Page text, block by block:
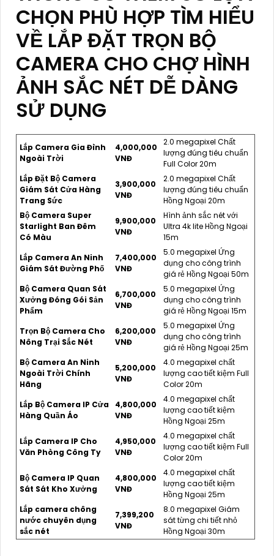
CHỌN PHÙ HỢP TÌM HIỂU
VỀ LẮP ĐẶT TRỌN BỘ
CAMERA CHO CHỢ HÌNH
ẢNH SẮC NÉT DỄ DÀNG
SỬ DỤNG
Lắp Camera Gia Đình
Ngoài Trời
4,000,000
VNĐ
2.0 megapixel Chất
lượng đúng tiêu chuẩn
Full Color 20m
Lắp Đặt Bộ Camera
Giám Sát Cửa Hàng
Trang Sức
3,900,000
VNĐ
2.0 megapixel Chất
lượng đúng tiêu chuẩn
Hồng Ngoại 20m
Bộ Camera Super
Starlight Ban Đêm
Có Màu
9,900,000
VNĐ
Hình ảnh sắc nét với
Ultra 4k lite Hồng Ngoại
15m
Lắp Camera An Ninh
Giám Sát Đường Phố
7,400,000
VNĐ
5.0 megapixel Ứng
dụng cho công trình
giá rẻ Hồng Ngoại 50m
Bộ Camera Quan Sát
Xưởng Đóng Gói Sản
Phẩm
6,700,000
VNĐ
5.0 megapixel Ứng
dụng cho công trình
giá rẻ Hồng Ngoại 15m
Trọn Bộ Camera Cho
Nông Trại Sắc Nét
6,200,000
VNĐ
5.0 megapixel Ứng
dụng cho công trình
giá rẻ Hồng Ngoại 25m
Bộ Camera An Ninh
Ngoài Trời Chính
Hãng
5,200,000
VNĐ
4.0 megapixel chất
lượng cao tiết kiệm Full
Color 20m
Lắp Bộ Camera IP Cửa
Hàng Quần Áo
4,800,000
VNĐ
4.0 megapixel chất
lượng cao tiết kiệm
Hồng Ngoại 25m
Lắp Camera IP Cho
Văn Phòng Công Ty
4,950,000
VNĐ
4.0 megapixel chất
lượng cao tiết kiệm Full
Color 20m
Bộ Camera IP Quan
Sát Sát Kho Xưởng
4,800,000
VNĐ
4.0 megapixel chất
lượng cao tiết kiệm
Hồng Ngoại 25m
Lắp camera chông
nước chuyên dụng
sắc nét
7,399,200
VNĐ
8.0 megapixel Giám
sát từng chi tiết nhỏ
Hồng Ngoại 30m